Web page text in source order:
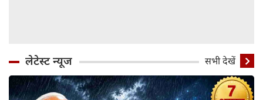
लेटेस्ट न्यूज सभी देखें